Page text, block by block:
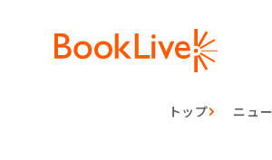
トップ ニュ